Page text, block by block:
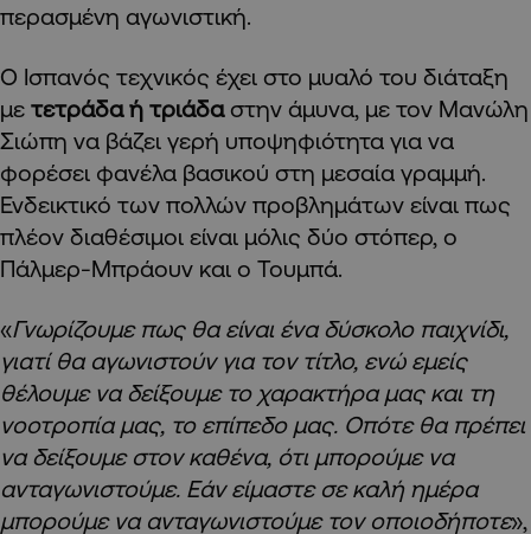
περασμένη αγωνιστική.
Ο Ισπανός τεχνικός έχει στο μυαλό του διάταξη
με τετράδα ή τριάδαστην άμυνα, με τον Μανώλη
Σιώπη να βάζει γερή υποψηφιότητα για να
φορέσει φανέλα βασικού στη μεσαία γραμμή.
Ενδεικτικό των πολλών προβλημάτων είναι πως
πλέον διαθέσιμοι είναι μόλις δύο στόπερ, ο
Πάλμερ-Μπράουν και ο Τουμπά.
«Γνωρίζουμε πως θα είναι ένα δύσκολο παιχνίδι,
γιατί θα αγωνιστούν για τον τίτλο, ενώ εμείς
θέλουμε να δείξουμε το χαρακτήρα μας και τη
νοοτροπία μας, το επίπεδο μας. Οπότε θα πρέπει
να δείξουμε στον καθένα, ότι μπορούμε να
ανταγωνιστούμε. Εάν είμαστε σε καλή ημέρα
μπορούμε να ανταγωνιστούμε τον οποιοδήποτε»,